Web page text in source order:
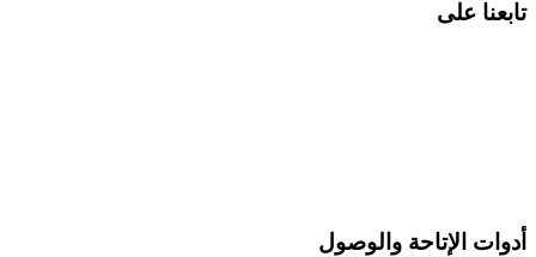
تابعنا على
أدوات الإتاحة والوصول